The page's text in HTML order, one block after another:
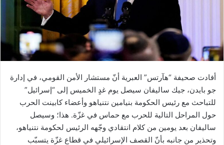
أفادت صحيفة “هآرتس” العبرية أنّ مستشار الأمن القومي، في إدارة
جو بايدن، جيك ساليفان سيصل يوم غدٍ الخميس إلى “إسرائيل”
للتباحث مع رئيس الحكومة بنيامين نتنياهو وأعضاء كابينت الحرب
حول المراحل التالية للحرب مع حماس في غزّة. هذا؛ وسيصل
ساليفان بعد يومين من كلام انتقادي وجّهه الرئيس لحكومة نتنياهو،
وتحذير من جانبه بأنّ القصف الإسرائيلي في قطاع غزّة يتسبّب